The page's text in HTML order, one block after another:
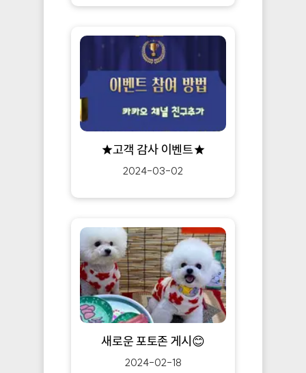
★고객 감사 이벤트★
2024-03-02
새로운 포토존 게시😊
2024-02-18